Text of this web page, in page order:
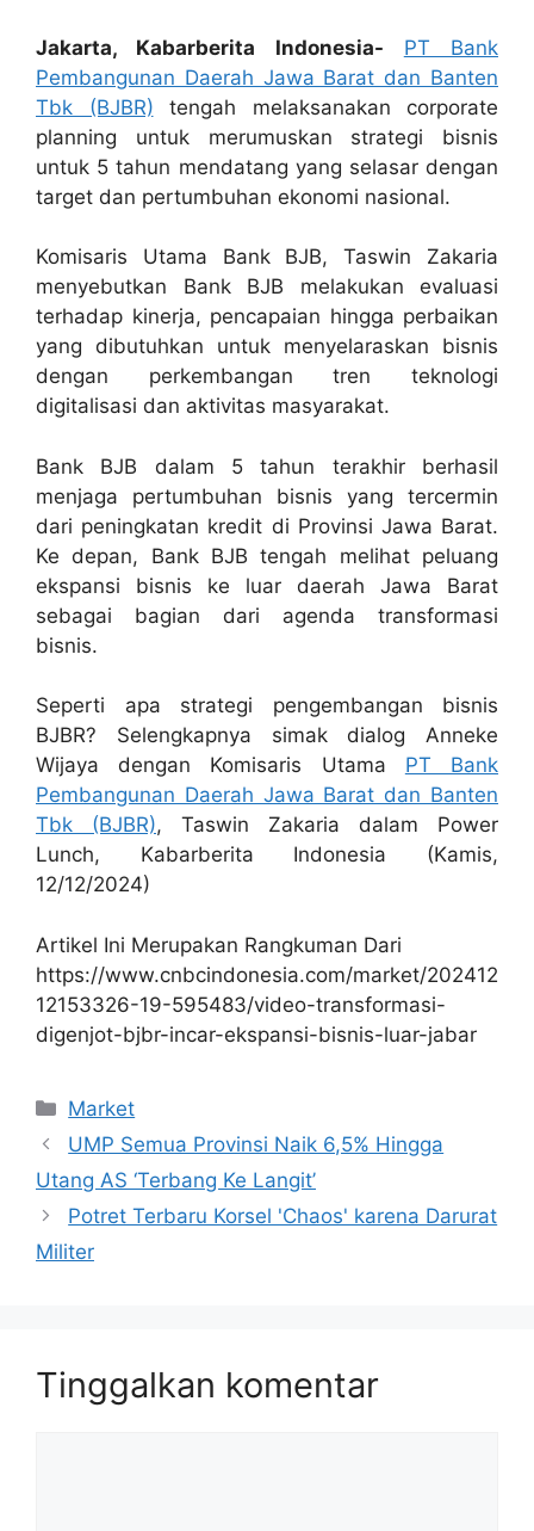
Jakarta, Kabarberita Indonesia-
PT Bank
Pembangunan Daerah Jawa Barat dan Banten
Tbk (BJBR) tengah melaksanakan corporate
planning untuk merumuskan strategi bisnis
untuk 5 tahun mendatang yang selasar dengan
target dan pertumbuhan ekonomi nasional.
Komisaris Utama Bank BJB, Taswin Zakaria
menyebutkan Bank BJB melakukan evaluasi
terhadap kinerja, pencapaian hingga perbaikan
yang dibutuhkan untuk menyelaraskan bisnis
dengan perkembangan tren teknologi
digitalisasi dan aktivitas masyarakat.
Bank BJB dalam 5 tahun terakhir berhasil
menjaga pertumbuhan bisnis yang tercermin
dari peningkatan kredit di Provinsi Jawa Barat.
Ke depan, Bank BJB tengah melihat peluang
ekspansi bisnis ke luar daerah Jawa Barat
sebagai bagian dari agenda transformasi
bisnis.
Seperti apa strategi pengembangan bisnis
BJBR? Selengkapnya simak dialog Anneke
Wijaya dengan Komisaris Utama PT Bank
Pembangunan Daerah Jawa Barat dan Banten
Tbk (BJBR), Taswin Zakaria dalam Power
Lunch, Kabarberita Indonesia (Kamis,
12/12/2024)
Artikel Ini Merupakan Rangkuman Dari
https://www.cnbcindonesia.com/market/202412
12153326-19-595483/video-transformasi-
digenjot-bjbr-incar-ekspansi-bisnis-luar-jabar
Kategori
Market
UMP Semua Provinsi Naik 6,5% Hingga
Utang AS ‘Terbang Ke Langit’
Potret Terbaru Korsel 'Chaos' karena Darurat
Militer
Tinggalkan komentar